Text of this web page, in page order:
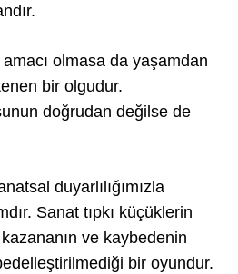
olmasa da yaşamdan
bir olgudur.
doğrudan değilse de
duyarlılığımızla
Sanat tıpkı küçüklerin
ve kaybedenin
bir oyundur.